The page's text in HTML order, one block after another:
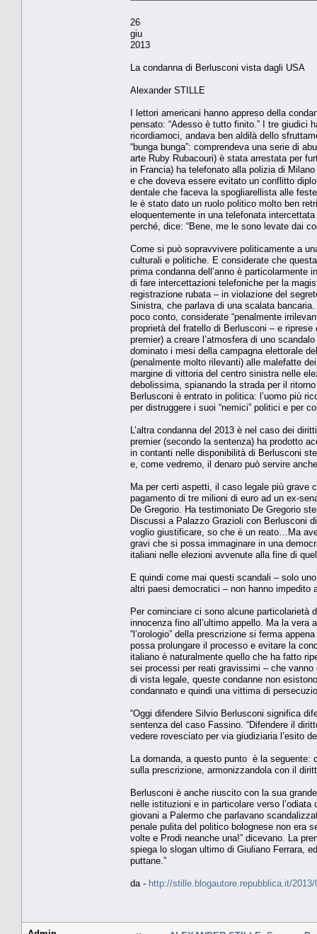
26
giu
2013
La condanna di Berlusconi vista dagli USA
Alexander STILLE
I lettori americani hanno appreso della
pensato: “Adesso è tutto finito.” I tre giudici
ricordiamoci, andava ben aldilà dello
“bunga bunga”: comprendeva una serie di
arte Ruby Rubacouri) è stata arrestata per
in Francia) ha telefonato alla polizia di
e che doveva essere evitato un conflitto
dentale che faceva la spogliarellista alle
le è stato dato un ruolo politico molto ben
eloquentemente in una telefonata
perché, dice: “Bene, me le sono levate dai
Come si può sopravvivere politicamente a
culturali e politiche. E considerate che
prima condanna dell’anno è particolarmente
di fare intercettazioni telefoniche per la
registrazione rubata – in violazione del
Sinistra, che parlava di una scalata
poco conto, considerate “penalmente
proprietà del fratello di Berlusconi – e
premier) a creare l’atmosfera di uno
dominato i mesi della campagna elettorale
(penalmente molto rilevanti) alle malefatte
margine di vittoria del centro sinistra nelle
debolissima, spianando la strada per il
Berlusconi è entrato in politica: l’uomo più
per distruggere i suoi “nemici” politici e per
L’altra condanna del 2013 è nel caso dei
premier (secondo la sentenza) ha prodotto
in contanti nelle disponibilità di Berlusconi
e, come vedremo, il denaro può servire
Ma per certi aspetti, il caso legale più grave
pagamento di tre milioni di euro ad un ex-
De Gregorio. Ha testimoniato De Gregorio
Discussi a Palazzo Grazioli con Berlusconi
voglio giustificare, so che è un reato…Ma
gravi che si possa immaginare in una
italiani nelle elezioni avvenute alla fine di
E quindi come mai questi scandali – solo
altri paesi democratici – non hanno impedito
Per cominciare ci sono alcune particolarietà
innocenza fino all’ultimo appello. Ma la
“l’orologio” della prescrizione si ferma
possa prolungare il processo e evitare la
italiano è naturalmente quello che ha fatto
sei processi per reati gravissimi – che
di vista legale, queste condanne non
condannato e quindi una vittima di
“Oggi difendere Silvio Berlusconi significa
sentenza del caso Fassino. “Difendere il
vedere rovesciato per via giudiziaria l’esito
La domanda, a questo punto è la seguente:
sulla prescrizione, armonizzandola con il
Berlusconi è anche riuscito con la sua
nelle istituzioni e in particolare verso
giovani a Palermo che parlavano
penale pulita del politico bolognese non era
volte e Prodi neanche una!” dicevano. La
spiega lo slogan ultimo di Giuliano Ferrara,
puttane.”
da - http://stille.blogautore.repubblica.it/